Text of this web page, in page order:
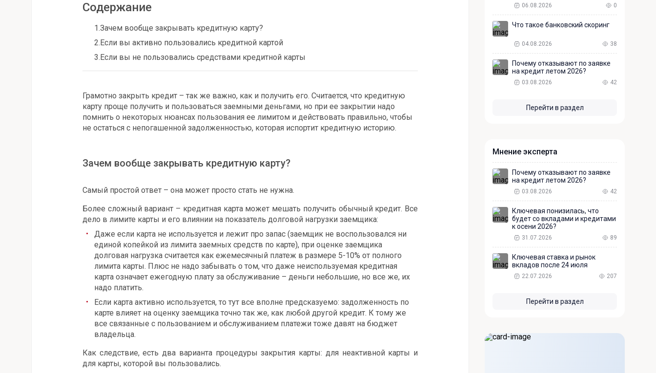
Содержание
1.Зачем вообще закрывать кредитную карту?
2.Если вы активно пользовались кредитной картой
3.Если вы не пользовались средствами кредитной карты
Грамотно закрыть кредит – так же важно, как и получить его. Считается, что кредитную
карту проще получить и пользоваться заемными деньгами, но при ее закрытии надо
помнить о некоторых нюансах пользования ее лимитом и действовать правильно, чтобы
не остаться с непогашенной задолженностью, которая испортит кредитную историю.
Зачем вообще закрывать кредитную карту?
Самый простой ответ – она может просто стать не нужна.
Более сложный вариант – кредитная карта может мешать получить обычный кредит. Все
дело в лимите карты и его влиянии на показатель долговой нагрузки заемщика:
Даже если карта не используется и лежит про запас (заемщик не воспользовался ни
единой копейкой из лимита заемных средств по карте), при оценке заемщика
долговая нагрузка считается как ежемесячный платеж в размере 5-10% от полного
лимита карты. Плюс не надо забывать о том, что даже неиспользуемая кредитная
карта означает ежегодную плату за обслуживание – деньги небольшие, но все же, их
надо платить.
Если карта активно используется, то тут все вполне предсказуемо: задолженность по
карте влияет на оценку заемщика точно так же, как любой другой кредит. К тому же
все связанные с пользованием и обслуживанием платежи тоже давят на бюджет
владельца.
Как следствие, есть два варианта процедуры закрытия карты: для неактивной карты и
для карты, которой вы пользовались.
06.08.2026 0
Что такое банковский скоринг
04.08.2026 38
Почему отказывают по заявке
на кредит летом 2026?
03.08.2026 42
Перейти в раздел
Мнение эксперта
Почему отказывают по заявке
на кредит летом 2026?
03.08.2026 42
Ключевая понизилась, что
будет со вкладами и кредитами
к осени 2026?
31.07.2026 89
Ключевая ставка и рынок
вкладов после 24 июля
22.07.2026 207
Перейти в раздел